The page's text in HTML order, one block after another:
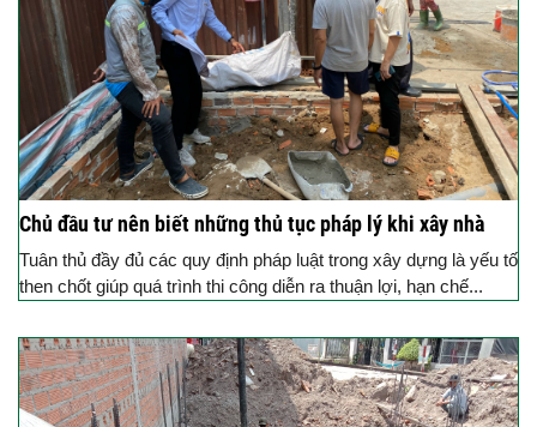
Chủ đầu tư nên biết những thủ tục pháp lý khi xây nhà
Tuân thủ đầy đủ các quy định pháp luật trong xây dựng là yếu tố
then chốt giúp quá trình thi công diễn ra thuận lợi, hạn chế...